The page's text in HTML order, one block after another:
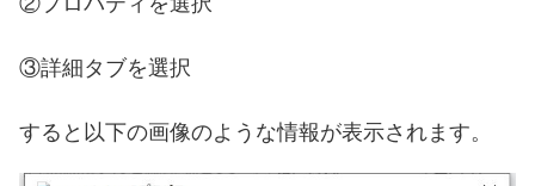
③詳細タブを選択
すると以下の画像のような情報が表示されます。